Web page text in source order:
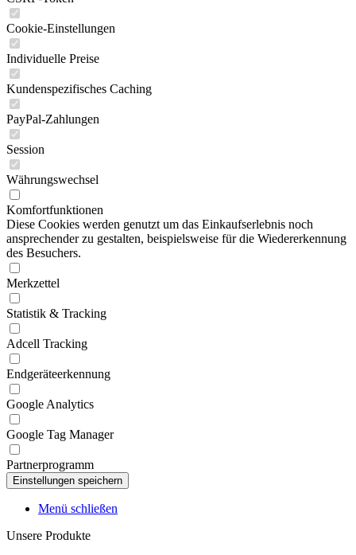
Cookie-Einstellungen
Individuelle Preise
Kundenspezifisches Caching
PayPal-Zahlungen
Session
Währungswechsel
Komfortfunktionen
Diese Cookies werden genutzt um das Einkaufserlebnis noch
ansprechender zu gestalten, beispielsweise für die Wiedererkennung
des Besuchers.
Merkzettel
Statistik & Tracking
Adcell Tracking
Endgeräteerkennung
Google Analytics
Google Tag Manager
Partnerprogramm
Menü schließen
Unsere Produkte